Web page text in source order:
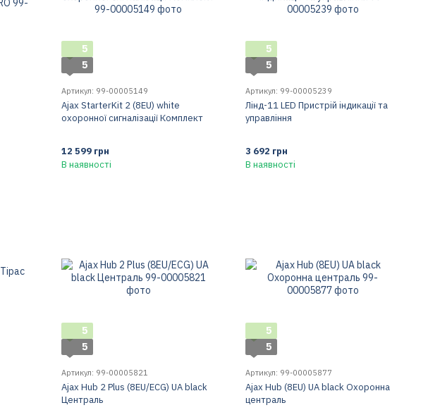
5
5
Артикул: 99-00005149
Ajax StarterKit 2 (8EU) white
охоронної сигналізації Комплект
12 599 грн
В наявності
5
5
Артикул: 99-00005239
Лінд-11 LED Пристрій індикації та
управління
3 692 грн
В наявності
5
5
Артикул: 99-00005821
Ajax Hub 2 Plus (8EU/ECG) UA black
Централь
5
5
Артикул: 99-00005877
Ajax Hub (8EU) UA black Охоронна
централь